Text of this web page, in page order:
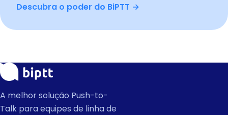
Descubra o poder do BiPTT →
A melhor solução Push-to-
Talk para equipes de linha de